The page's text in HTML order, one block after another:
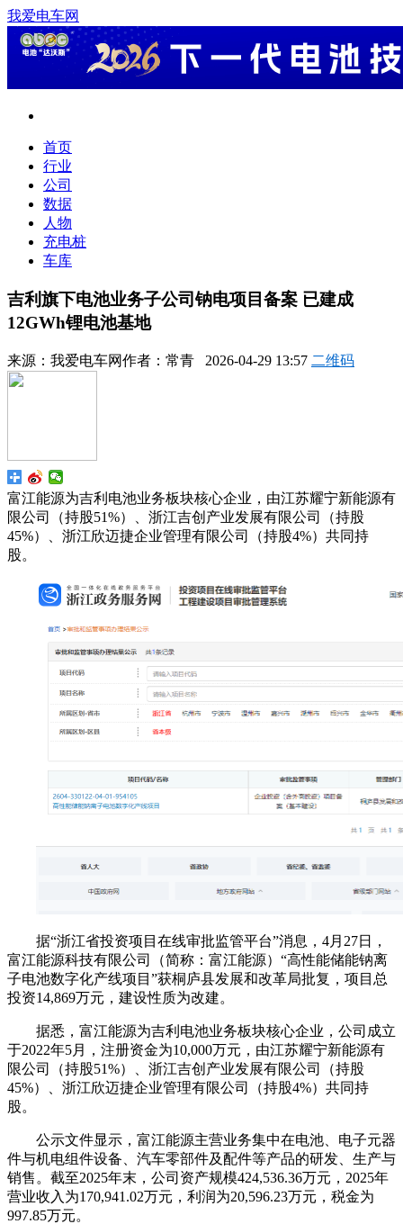
我爱电车网
首页
行业
公司
数据
人物
充电桩
车库
吉利旗下电池业务子公司钠电项目备案 已建成
12GWh锂电池基地
来源： 我爱电车网作者： 常青 2026-04-29 13:57 二维码
富江能源为吉利电池业务板块核心企业，由江苏耀宁新能源有
限公司（持股51%）、浙江吉创产业发展有限公司（持股
45%）、浙江欣迈捷企业管理有限公司（持股4%）共同持
股。
据“浙江省投资项目在线审批监管平台”消息，4月27日，
富江能源科技有限公司（简称：富江能源）“高性能储能钠离
子电池数字化产线项目”获桐庐县发展和改革局批复，项目总
投资14,869万元，建设性质为改建。
据悉，富江能源为吉利电池业务板块核心企业，公司成立
于2022年5月，注册资金为10,000万元，由江苏耀宁新能源有
限公司（持股51%）、浙江吉创产业发展有限公司（持股
45%）、浙江欣迈捷企业管理有限公司（持股4%）共同持
股。
公示文件显示，富江能源主营业务集中在电池、电子元器
件与机电组件设备、汽车零部件及配件等产品的研发、生产与
销售。截至2025年末，公司资产规模424,536.36万元，2025年
营业收入为170,941.02万元，利润为20,596.23万元，税金为
997.85万元。